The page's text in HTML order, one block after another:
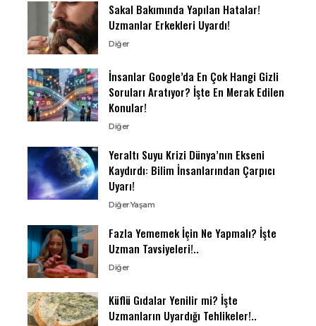
Sakal Bakımında Yapılan Hatalar!
Uzmanlar Erkekleri Uyardı!
Diğer
İnsanlar Google’da En Çok Hangi Gizli
Soruları Aratıyor? İşte En Merak Edilen
Konular!
Diğer
Yeraltı Suyu Krizi Dünya’nın Ekseni
Kaydırdı: Bilim İnsanlarından Çarpıcı
Uyarı!
DiğerYaşam
Fazla Yememek İçin Ne Yapmalı? İşte
Uzman Tavsiyeleri!..
Diğer
Küflü Gıdalar Yenilir mi? İşte
Uzmanların Uyardığı Tehlikeler!..